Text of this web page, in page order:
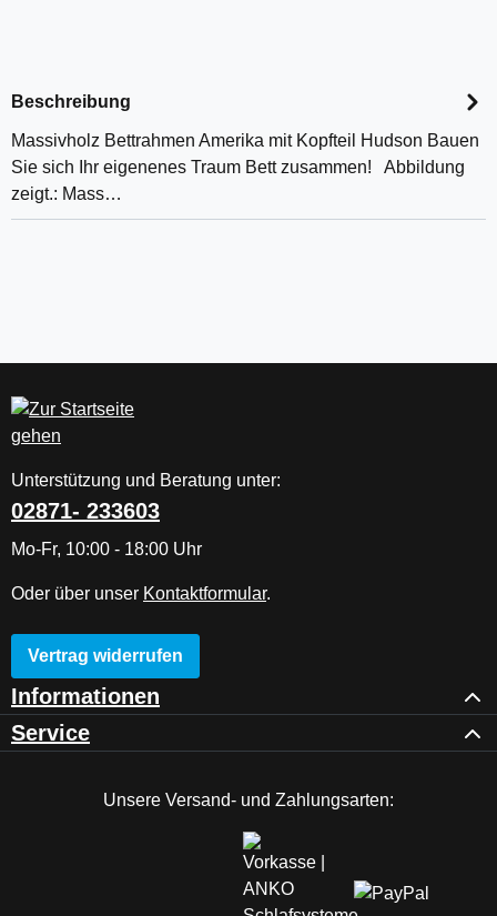
Beschreibung
Massivholz Bettrahmen Amerika mit Kopfteil Hudson Bauen
Sie sich Ihr eigenenes Traum Bett zusammen! Abbildung
zeigt.: Mass…
Unterstützung und Beratung unter:
02871- 233603
Mo-Fr, 10:00 - 18:00 Uhr
Oder über unser Kontaktformular.
Vertrag widerrufen
Informationen
Service
Unsere Versand- und Zahlungsarten: